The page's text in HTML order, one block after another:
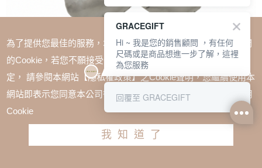
Care Bears-Blossom系列 許願小熊鋪棉小花鑰匙圈 銀
為了提供您最佳的服務，本網站會在您的電腦中放置並取用我們
的Cookie，若您不願接受Cookie時應如何變更電腦的Cookie設
定， 請參閱本網站【隱私權政策】之Cookie聲明，您繼續使用本
網站即表示您同意本公司得按本網站使用條款之Cookie聲明使用
Cookie
我知道了
GRACEGIFT
Hi ~ 我是您的銷售顧問 ，有任何
尺碼或是商品想進一步了解，這裡
為您服務
回覆至 GRACEGIFT